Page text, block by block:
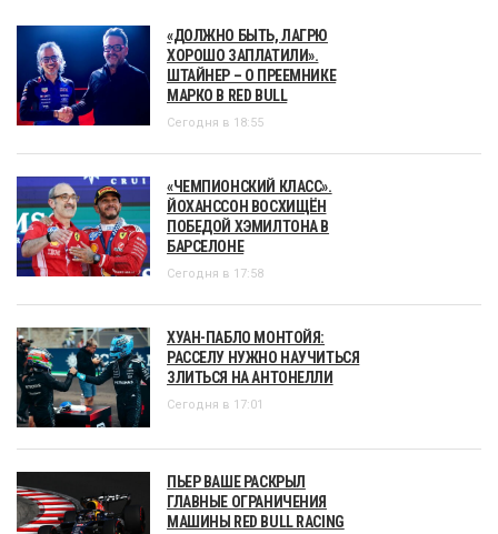
«ДОЛЖНО БЫТЬ, ЛАГРЮ
ХОРОШО ЗАПЛАТИЛИ».
ШТАЙНЕР – О ПРЕЕМНИКЕ
МАРКО В RED BULL
Сегодня в 18:55
«ЧЕМПИОНСКИЙ КЛАСС».
ЙОХАНССОН ВОСХИЩЁН
ПОБЕДОЙ ХЭМИЛТОНА В
БАРСЕЛОНЕ
Сегодня в 17:58
ХУАН-ПАБЛО МОНТОЙЯ:
РАССЕЛУ НУЖНО НАУЧИТЬСЯ
ЗЛИТЬСЯ НА АНТОНЕЛЛИ
Сегодня в 17:01
ПЬЕР ВАШЕ РАСКРЫЛ
ГЛАВНЫЕ ОГРАНИЧЕНИЯ
МАШИНЫ RED BULL RACING